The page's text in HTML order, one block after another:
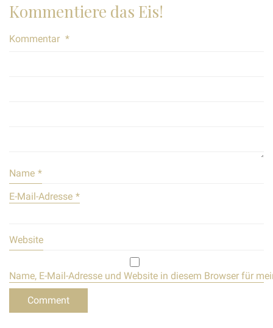
Kommentiere das Eis!
Kommentar *
Name *
E-Mail-Adresse *
Website
Name, E-Mail-Adresse und Website in diesem Browser für